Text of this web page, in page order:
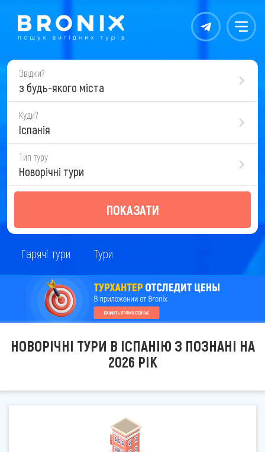
Контакты Меню
Звідки?
з будь-якого міста
Куди?
Іспанія
Тип туру
Новорічні тури
ПОКАЗАТИ
Гарячі тури Тури
НОВОРІЧНІ ТУРИ В ІСПАНІЮ З ПОЗНАНІ НА
2026 РІК